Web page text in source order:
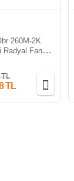
260M-2K
Radyal Fan
TL
TL